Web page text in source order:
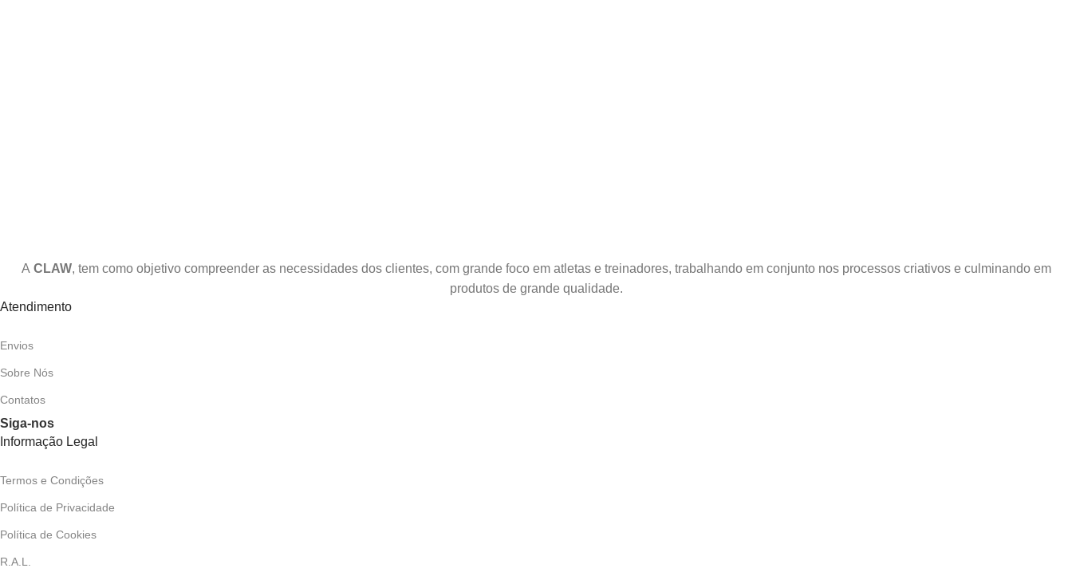
A CLAW, tem como objetivo compreender as necessidades dos clientes, com grande foco em atletas e treinadores, trabalhando em conjunto nos processos criativos e culminando em
produtos de grande qualidade.
Atendimento
Envios
Sobre Nós
Contatos
Siga-nos
Informação Legal
Termos e Condições
Política de Privacidade
Política de Cookies
R.A.L.